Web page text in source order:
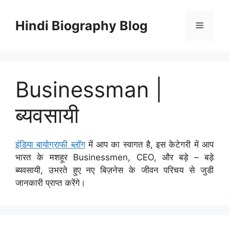
contentHindi Biography Blog Menu
Businessman |
ब्यवसायी
इंडिया बायोग्राफी ब्लॉगमें आप का स्वागत है, इस केटेगरी में आप
भारत के मशहूर Businessmen, CEO, और बड़े – बड़े
ब्यवसायी, उभरते हुए नए बिज़नेस के जीवन परिचय से जुडी
जानकारी प्राप्त करेंगे।